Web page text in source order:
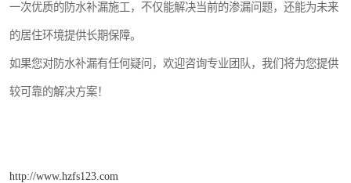
一次优质的防水补漏施工，不仅能解决当前的渗漏问题，还能为未来
的居住环境提供长期保障。
如果您对防水补漏有任何疑问，欢迎咨询专业团队，我们将为您提供
较可靠的解决方案！
http://www.hzfs123.com